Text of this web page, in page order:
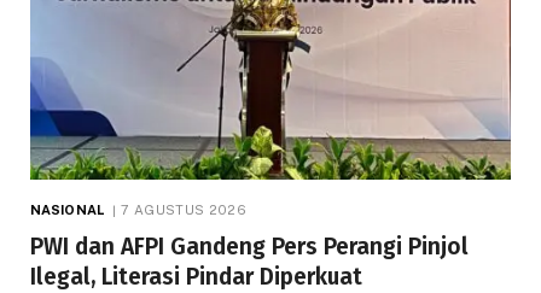
NASIONAL 7 AGUSTUS 2026
PWI dan AFPI Gandeng Pers Perangi Pinjol
Ilegal, Literasi Pindar Diperkuat